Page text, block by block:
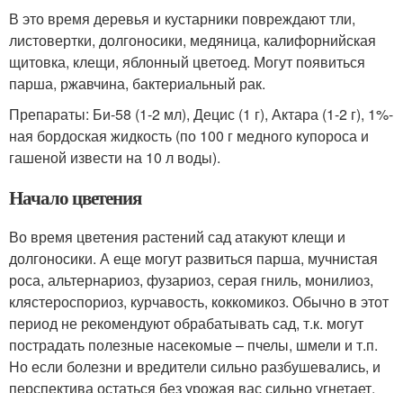
В это время деревья и кустарники повреждают тли,
листовертки, долгоносики, медяница, калифорнийская
щитовка, клещи, яблонный цветоед. Могут появиться
парша, ржавчина, бактериальный рак.
Препараты: Би-58 (1-2 мл), Децис (1 г), Актара (1-2 г), 1%-
ная бордоская жидкость (по 100 г медного купороса и
гашеной извести на 10 л воды).
Начало цветения
Во время цветения растений сад атакуют клещи и
долгоносики. А еще могут развиться парша, мучнистая
роса, альтернариоз, фузариоз, серая гниль, монилиоз,
клястероспориоз, курчавость, коккомикоз. Обычно в этот
период не рекомендуют обрабатывать сад, т.к. могут
пострадать полезные насекомые – пчелы, шмели и т.п.
Но если болезни и вредители сильно разбушевались, и
перспектива остаться без урожая вас сильно угнетает,